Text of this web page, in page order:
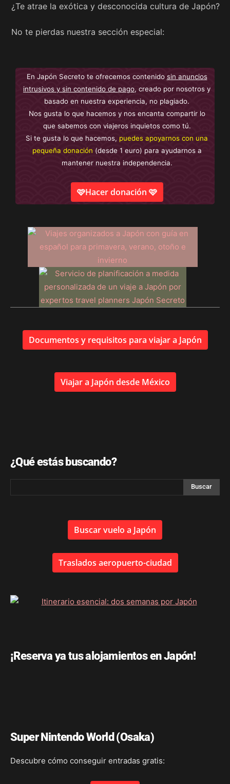
¿Te atrae la exótica y desconocida cultura de Japón?
No te pierdas nuestra sección especial:
En Japón Secreto te ofrecemos contenido sin anuncios
intrusivos y sin contenido de pago, creado por nosotros y
basado en nuestra experiencia, no plagiado.
Nos gusta lo que hacemos y nos encanta compartir lo
que sabemos con viajeros inquietos como tú.
Si te gusta lo que hacemos, puedes apoyarnos con una
pequeña donación (desde 1 euro) para ayudarnos a
mantener nuestra independencia.
🩷Hacer donación 🩷
Documentos y requisitos para viajar a Japón
Viajar a Japón desde México
¿Qué estás buscando?
Buscar vuelo a Japón
Traslados aeropuerto-ciudad
¡Reserva ya tus alojamientos en Japón!
Super Nintendo World (Osaka)
Descubre cómo conseguir entradas gratis: